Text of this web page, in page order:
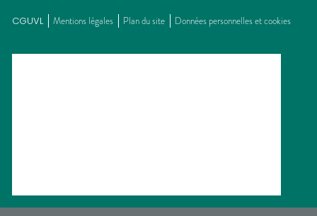
CGUVL Mentions légales Plan du site Données personnelles et cookies